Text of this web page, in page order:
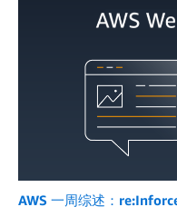
AWS 一周综述：